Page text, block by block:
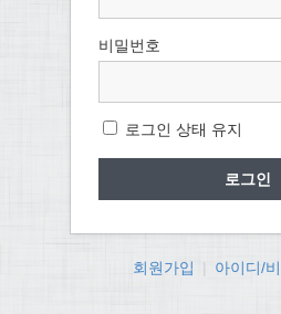
비밀번호
로그인 상태 유지
회원가입 아이디/